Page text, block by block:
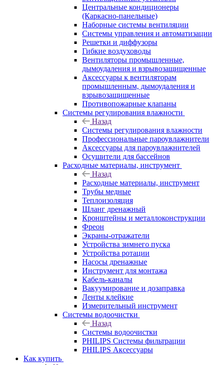
Центральные кондиционеры
(Каркасно-панельные)
Наборные системы вентиляции
Системы управления и автоматизации
Решетки и диффузоры
Гибкие воздуховоды
Вентиляторы промышленные,
дымоудаления и взрывозащищенные
Аксессуары к вентиляторам
промышленным, дымоудаления и
взрывозащищенные
Противопожарные клапаны
Системы регулирования влажности
Назад
Системы регулирования влажности
Профессиональные пароувлажнители
Аксессуары для пароувлажнителей
Осушители для бассейнов
Расходные материалы, инструмент
Назад
Расходные материалы, инструмент
Трубы медные
Теплоизоляция
Шланг дренажный
Кронштейны и металлоконструкции
Фреон
Экраны-отражатели
Устройства зимнего пуска
Устройства ротации
Насосы дренажные
Инструмент для монтажа
Кабель-каналы
Вакуумирование и дозаправка
Ленты клейкие
Измерительный инструмент
Системы водоочистки
Назад
Системы водоочистки
PHILIPS Системы фильтрации
PHILIPS Аксессуары
Как купить